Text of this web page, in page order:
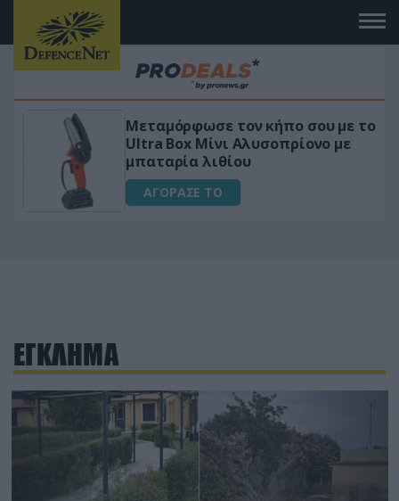
Μεταμόρφωσε τον κήπο σου με το
Ultra Box Μίνι Αλυσοπρίονο με
μπαταρία λιθίου
ΑΓΟΡΑΣΕ ΤΟ
ΕΓΚΛΗΜΑ